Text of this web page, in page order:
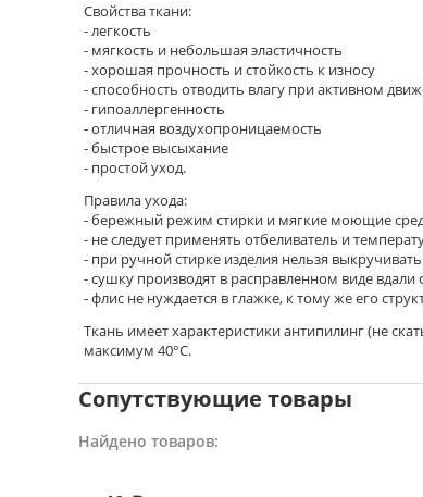
Свойства ткани:
- легкость
- мягкость и небольшая эластичность
- хорошая прочность и стойкость к износу
- способность отводить влагу при активном
- гипоаллергенность
- отличная воздухопроницаемость
- быстрое высыхание
- простой уход.
Правила ухода:
- бережный режим стирки и мягкие моющие
- не следует применять отбеливатель и
- при ручной стирке изделия нельзя выкручивать
- сушку производят в расправленном виде
- флис не нуждается в глажке, к тому же его
Ткань имеет характеристики антипилинг (не
максимум 40°C.
Сопутствующие товары
Найдено товаров: